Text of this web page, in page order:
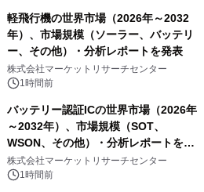
軽飛行機の世界市場（2026年～2032
年）、市場規模（ソーラー、バッテリ
ー、その他）・分析レポートを発表
株式会社マーケットリサーチセンター
1時間前
バッテリー認証ICの世界市場（2026年
～2032年）、市場規模（SOT、
WSON、その他）・分析レポートを発
表
株式会社マーケットリサーチセンター
1時間前